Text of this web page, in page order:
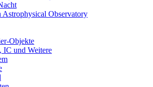
Astrophysical Observatory
Objekte
IC und Weitere